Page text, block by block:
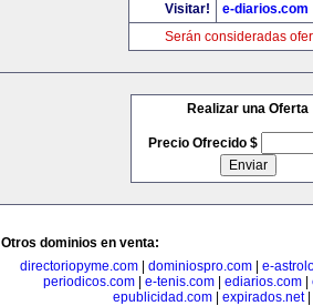
Visitar!
e-diarios.com
Serán consideradas
Realizar una Oferta
Precio Ofrecido $
Otros dominios en venta:
directoriopyme.com| dominiospro.com| e-
periodicos.com| e-tenis.com| ediarios.com|
epublicidad.com
expirados.net|